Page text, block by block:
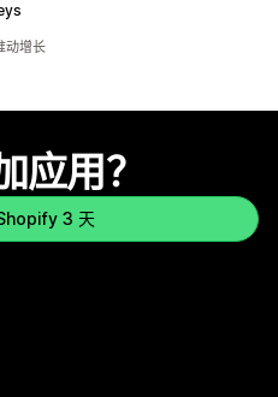
动增长
应用？
3 天